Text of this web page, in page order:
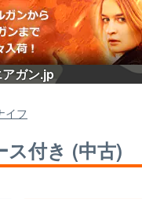
ガン.jp
イフ
付き (中古)